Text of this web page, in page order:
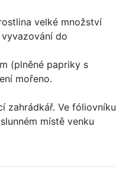
velké množství
do
(plněné papriky s
mořeno.
zahrádkář. Ve fóliovníku
místě venku